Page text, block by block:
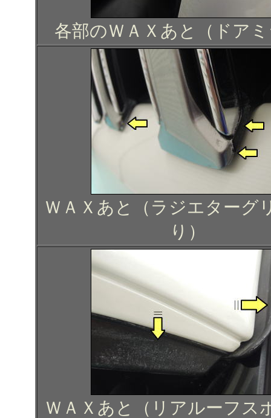
各部のＷＡＸあと（ドア
ＷＡＸあと（ラジエターグ
り）
ＷＡＸあと（リアルーフス